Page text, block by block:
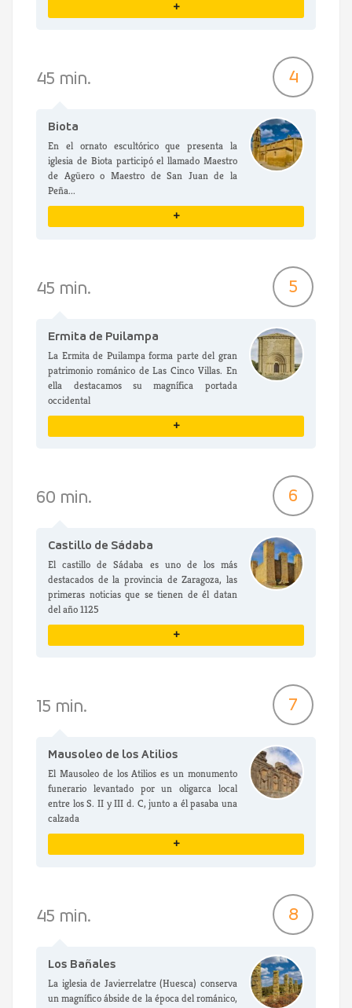
+
45 min. 4
Biota
En el ornato escultórico que presenta la
iglesia de Biota participó el llamado Maestro
de Agüero o Maestro de San Juan de la
Peña...
+
45 min. 5
Ermita de Puilampa
La Ermita de Puilampa forma parte del gran
patrimonio románico de Las Cinco Villas. En
ella destacamos su magnífica portada
occidental
+
60 min. 6
Castillo de Sádaba
El castillo de Sádaba es uno de los más
destacados de la provincia de Zaragoza, las
primeras noticias que se tienen de él datan
del año 1125
+
15 min. 7
Mausoleo de los Atilios
El Mausoleo de los Atilios es un monumento
funerario levantado por un oligarca local
entre los S. II y III d. C, junto a él pasaba una
calzada
+
45 min. 8
Los Bañales
La iglesia de Javierrelatre (Huesca) conserva
un magnífico ábside de la época del románico,